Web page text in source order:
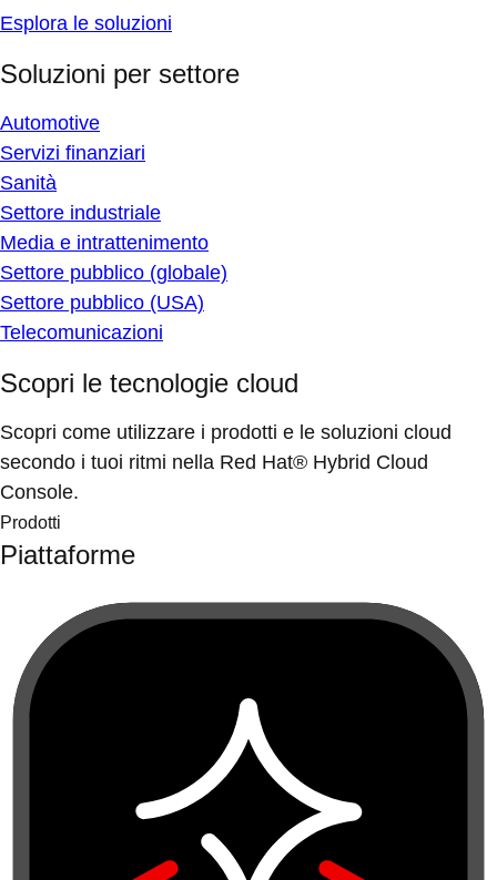
Esplora le soluzioni
Soluzioni per settore
Automotive
Servizi finanziari
Sanità
Settore industriale
Media e intrattenimento
Settore pubblico (globale)
Settore pubblico (USA)
Telecomunicazioni
Scopri le tecnologie cloud
Scopri come utilizzare i prodotti e le soluzioni cloud
secondo i tuoi ritmi nella Red Hat® Hybrid Cloud
Console.
Prodotti
Piattaforme